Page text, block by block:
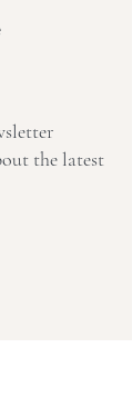
the latest